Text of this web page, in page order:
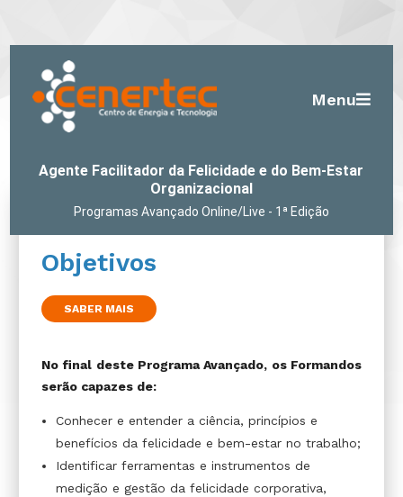
Menu
Agente Facilitador da Felicidade e do Bem-Estar
Organizacional
Programas Avançado Online/Live - 1ª Edição
Objetivos
SABER MAIS
No final deste Programa Avançado, os Formandos
serão capazes de:
Conhecer e entender a ciência, princípios e
benefícios da felicidade e bem-estar no trabalho;
Identificar ferramentas e instrumentos de
medição e gestão da felicidade corporativa,